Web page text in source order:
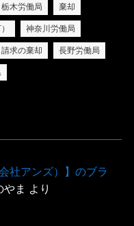
栃木労働局 棄却
神奈川労働局
請求の棄却 長野労働局
社アンズ）】のブラ
ま より